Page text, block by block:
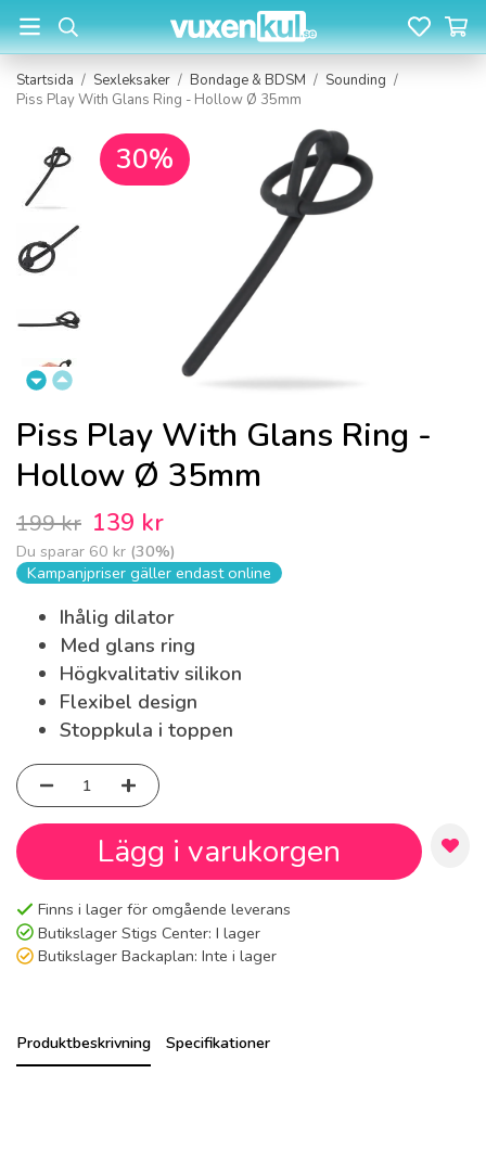
Startsida / Sexleksaker / Bondage & BDSM / Sounding /
Piss Play With Glans Ring - Hollow Ø 35mm
30%
Piss Play With Glans Ring -
Hollow Ø 35mm
199 kr 139 kr
Du sparar 60 kr (30%)
Kampanjpriser gäller endast online
Ihålig dilator
Med glans ring
Högkvalitativ silikon
Flexibel design
Stoppkula i toppen
Lägg i varukorgen
Finns i lager för omgående leverans
Butikslager Stigs Center: I lager
Butikslager Backaplan: Inte i lager
Produktbeskrivning Specifikationer